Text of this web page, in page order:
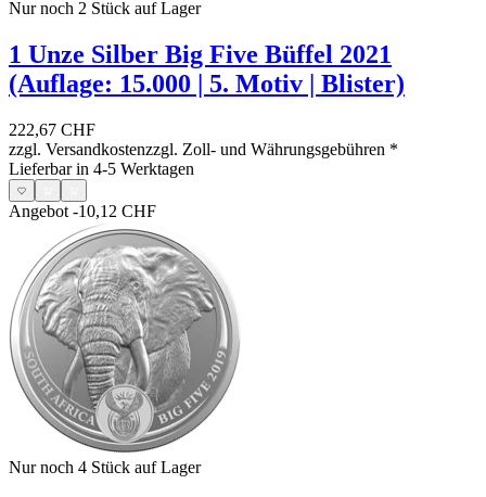
Nur noch 2 Stück auf Lager
1 Unze Silber Big Five Büffel 2021
(Auflage: 15.000 | 5. Motiv | Blister)
222,67 CHF
zzgl. Versandkostenzzgl. Zoll- und Währungsgebühren *
Lieferbar in 4-5 Werktagen
Angebot -10,12 CHF
Nur noch 4 Stück auf Lager